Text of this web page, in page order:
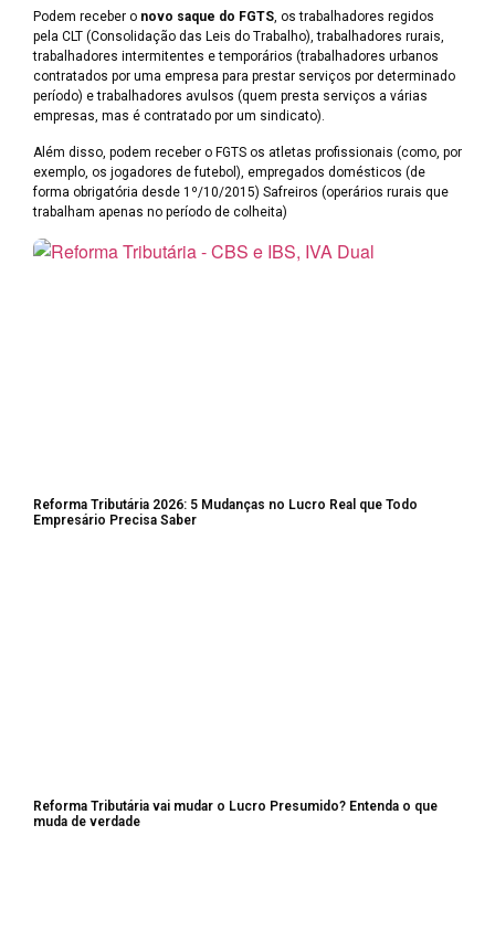
Podem receber o novo saque do FGTS, os trabalhadores regidos
pela CLT (Consolidação das Leis do Trabalho), trabalhadores rurais,
trabalhadores intermitentes e temporários (trabalhadores urbanos
contratados por uma empresa para prestar serviços por determinado
período) e trabalhadores avulsos (quem presta serviços a várias
empresas, mas é contratado por um sindicato).
Além disso, podem receber o FGTS os atletas profissionais (como, por
exemplo, os jogadores de futebol), empregados domésticos (de
forma obrigatória desde 1º/10/2015) Safreiros (operários rurais que
trabalham apenas no período de colheita)
Reforma Tributária 2026: 5 Mudanças no Lucro Real que Todo
Empresário Precisa Saber
Reforma Tributária vai mudar o Lucro Presumido? Entenda o que
muda de verdade